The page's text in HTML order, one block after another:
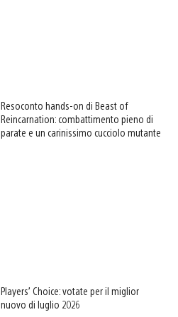
Resoconto hands-on di Beast of
Reincarnation: combattimento pieno di
parate e un carinissimo cucciolo mutante
Players’ Choice: votate per il miglior
nuovo di luglio 2026